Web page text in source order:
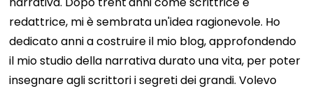
redattrice, mi è sembrata un'idea ragionevole. Ho
dedicato anni a costruire il mio blog, approfondendo
il mio studio della narrativa durato una vita, per poter
insegnare agli scrittori i segreti dei grandi. Volevo